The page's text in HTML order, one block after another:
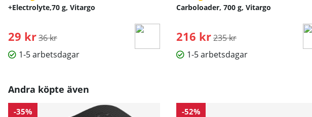
+Electrolyte,70 g, Vitargo
29 kr Ordinarie pris:
36 kr
1-5 arbetsdagar
Carboloader, 700 g, Vitargo
216 kr Ordinarie pris:
235 kr
1-5 arbetsdagar
Andra köpte även
-35% -52%